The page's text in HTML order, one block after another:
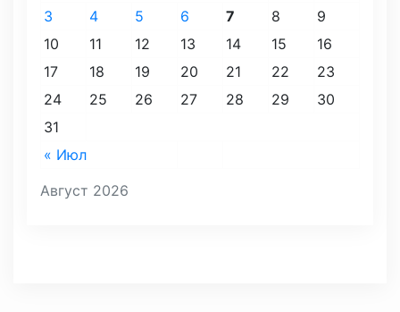
Август 2026
« Июл
3
4 5 6 7 8
9
10
11 12 13 14 15
16
17
18 19 20 21 22
23
24
25 26 27 28 29
30
31